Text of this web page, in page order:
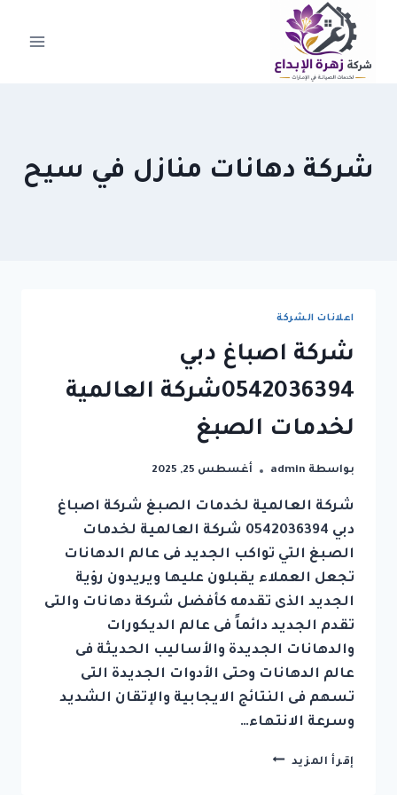
التجاوز
المحتوى
شركة دهانات منازل في سيح
اعلانات الشركة
شركة اصباغ دبي
0542036394شركة العالمية
لخدمات الصبغ
بواسطة admin أغسطس 25, 2025
شركة العالمية لخدمات الصبغ شركة اصباغ
دبي 0542036394 شركة العالمية لخدمات
الصبغ التي تواكب الجديد فى عالم الدهانات
تجعل العملاء يقبلون عليها ويريدون رؤية
الجديد الذى تقدمه كأفضل شركة دهانات والتى
تقدم الجديد دائماً فى عالم الديكورات
والدهانات الجديدة والأساليب الحديثة فى
عالم الدهانات وحتى الأدوات الجديدة التى
تسهم فى النتائج الايجابية والإتقان الشديد
وسرعة الانتهاء…
إقرأ المزيد شركة